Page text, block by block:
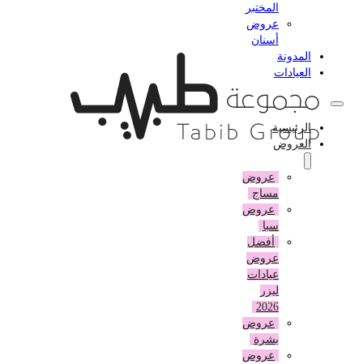
المختبر
عروض
أسنان
المدونة
العيادات
الرئيسية
العروض
عروض
مساج
عروض
أفضل
عروض
عيادات
عروض
بشرة
عروض